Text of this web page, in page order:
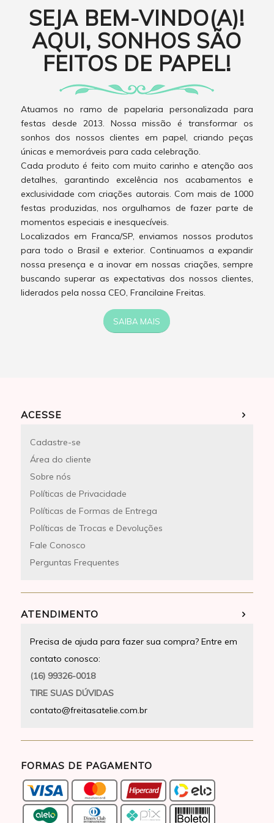
SEJA BEM-VINDO(A)!
AQUI, SONHOS SÃO
FEITOS DE PAPEL!
Atuamos no ramo de papelaria personalizada para
festas desde 2013. Nossa missão é transformar os
sonhos dos nossos clientes em papel, criando peças
únicas e memoráveis para cada celebração.
Cada produto é feito com muito carinho e atenção aos
detalhes, garantindo excelência nos acabamentos e
exclusividade com criações autorais. Com mais de 1000
festas produzidas, nos orgulhamos de fazer parte de
momentos especiais e inesquecíveis.
Localizados em Franca/SP, enviamos nossos produtos
para todo o Brasil e exterior. Continuamos a expandir
nossa presença e a inovar em nossas criações, sempre
buscando superar as expectativas dos nossos clientes,
liderados pela nossa CEO, Francilaine Freitas.
SAIBA MAIS
ACESSE
Cadastre-se
Área do cliente
Sobre nós
Políticas de Privacidade
Políticas de Formas de Entrega
Políticas de Trocas e Devoluções
Fale Conosco
Perguntas Frequentes
ATENDIMENTO
Precisa de ajuda para fazer sua compra? Entre em
contato conosco:
(16) 99326-0018
TIRE SUAS DÚVIDAS
contato@freitasatelie.com.br
FORMAS DE PAGAMENTO